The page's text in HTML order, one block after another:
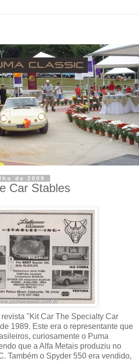
de 2009
Car Stables
"Kit Car The Specialty Car
1989. Este era o representante que
curiosamente o Puma
que a Alfa Metais produziu no
Também o Spyder 550 era vendido,